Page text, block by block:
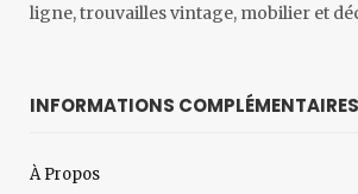
ligne, trouvailles vintage, mobilier et
INFORMATIONS COMPLÉMENTAIRES
À Propos